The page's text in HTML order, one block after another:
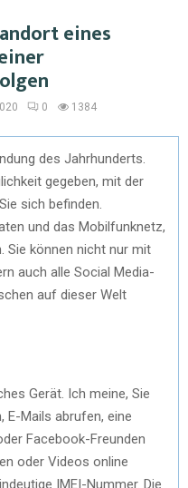
eines
0 1384
des Jahrhunderts.
gegeben, mit der
sich befinden.
und das Mobilfunknetz,
Sie können nicht nur mit
auch alle Social Media-
auf dieser Welt
Gerät. Ich meine, Sie
E-Mails abrufen, eine
Facebook-Freunden
oder Videos online
IMEI-Nummer. Die